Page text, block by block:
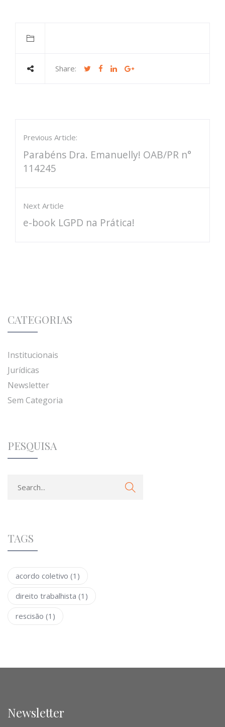
Share:
Previous Article:
Parabéns Dra. Emanuelly! OAB/PR n°
114245
Next Article
e-book LGPD na Prática!
CATEGORIAS
Institucionais
Jurídicas
Newsletter
Sem Categoria
PESQUISA
TAGS
acordo coletivo (1)
direito trabalhista (1)
rescisão (1)
Newsletter